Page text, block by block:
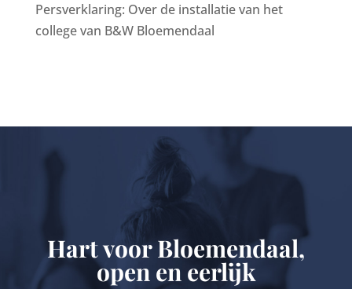
Persverklaring: Over de installatie van het
college van B&W Bloemendaal
Hart voor Bloemendaal,
open en eerlijk